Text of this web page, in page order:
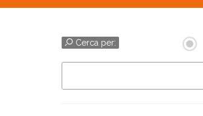
Cerca per: